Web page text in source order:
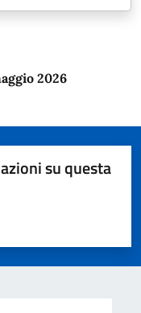
2026
su questa